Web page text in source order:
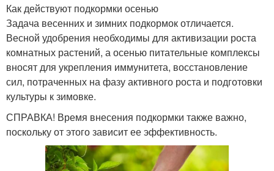
Как действуют подкормки осенью
Задача весенних и зимних подкормок отличается.
Весной удобрения необходимы для активизации роста
комнатных растений, а осенью питательные комплексы
вносят для укрепления иммунитета, восстановление
сил, потраченных на фазу активного роста и подготовки
культуры к зимовке.
СПРАВКА! Время внесения подкормки также важно,
поскольку от этого зависит ее эффективность.